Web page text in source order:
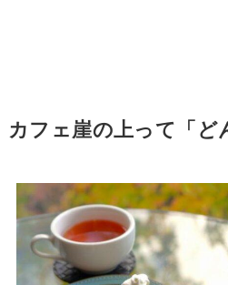
カフェ崖の上って「ど